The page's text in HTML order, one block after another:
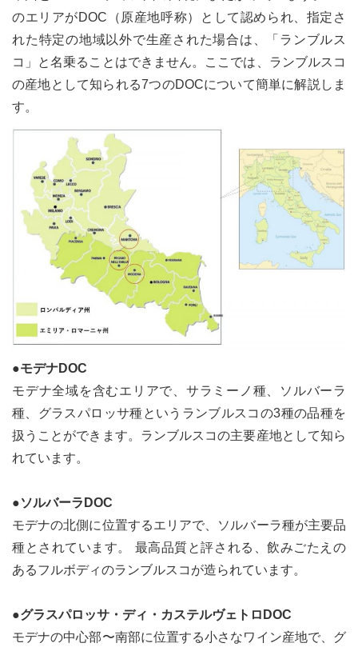
のエリアがDOC（原産地呼称）として認められ、指定さ
れた特定の地域以外で生産された場合は、「ランブルス
コ」と名乗ることはできません。ここでは、ランブルスコ
の産地として知られる7つのDOCについて簡単に解説しま
す。
●モデナDOC
モデナ全域を含むエリアで、サラミーノ種、ソルバーラ
種、グラスパロッサ種というランブルスコの3種の品種を
扱うことができます。ランブルスコの主要産地として知ら
れています。
●ソルバーラDOC
モデナの北側に位置するエリアで、ソルバーラ種が主要品
種とされています。 最高品質と評される、飲みごたえの
あるフルボディのランブルスコが造られています。
●グラスパロッサ・ディ・カステルヴェトロDOC
モデナの中心部〜南部に位置する小さなワイン産地で、グ